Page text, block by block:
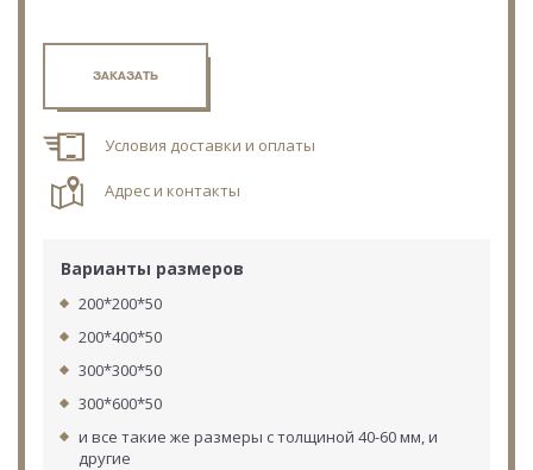
ЗАКАЗАТЬ
Условия доставки и оплаты
Адрес и контакты
Варианты размеров
200*200*50
200*400*50
300*300*50
300*600*50
и все такие же размеры с толщиной 40-60 мм, и
другие